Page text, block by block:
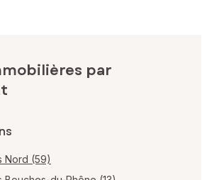
par
Nord (59)